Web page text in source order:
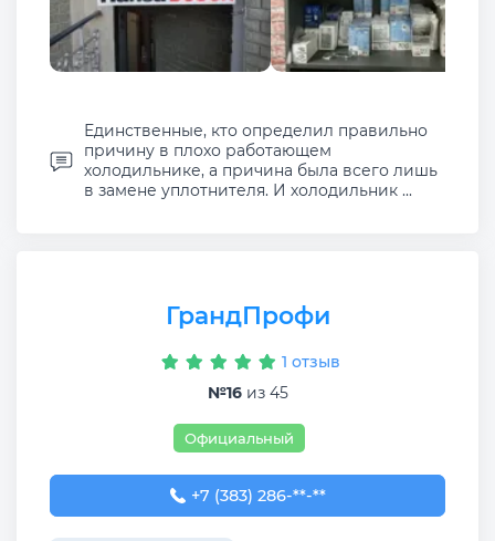
Единственные, кто определил правильно
причину в плохо работающем
холодильнике, а причина была всего лишь
в замене уплотнителя. И холодильник ...
ГрандПрофи
1 отзыв
№16из 45
Официальный
+7 (383) 286-15-61
+7 (383) 286-**-**